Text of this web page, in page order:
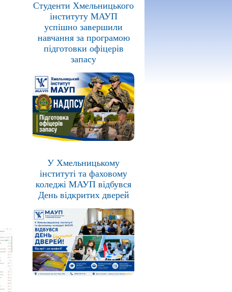
Студенти Хмельницького
інституту МАУП
успішно завершили
навчання за програмою
підготовки офіцерів
запасу
У Хмельницькому
інституті та фаховому
коледжі МАУП відбувся
День відкритих дверей